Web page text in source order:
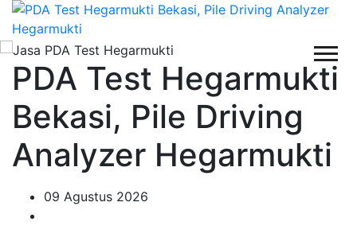
PDA Test Hegarmukti
Bekasi, Pile Driving
Analyzer Hegarmukti
09 Agustus 2026